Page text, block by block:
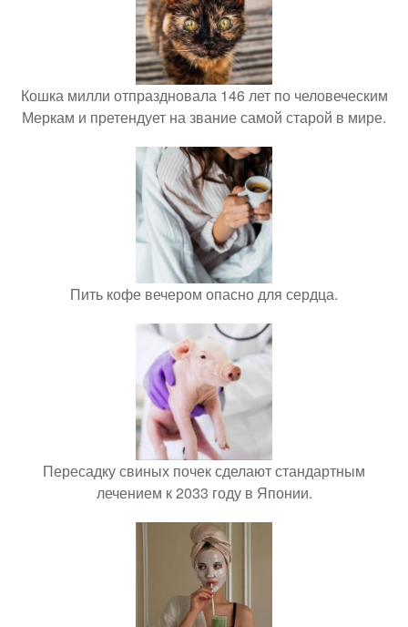
Кошка милли отпраздновала 146 лет по человеческим
Меркам и претендует на звание самой старой в мире.
Пить кофе вечером опасно для сердца.
Пересадку свиных почек сделают стандартным
лечением к 2033 году в Японии.